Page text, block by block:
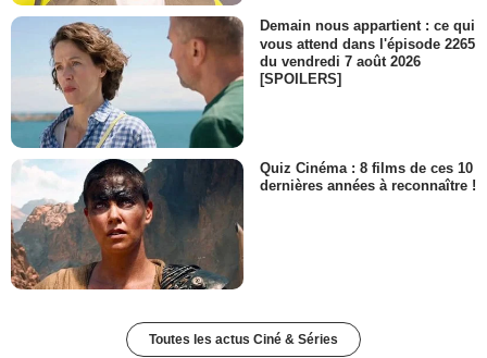
Demain nous appartient : ce qui
vous attend dans l'épisode 2265
du vendredi 7 août 2026
[SPOILERS]
Quiz Cinéma : 8 films de ces 10
dernières années à reconnaître !
Toutes les actus Ciné & Séries